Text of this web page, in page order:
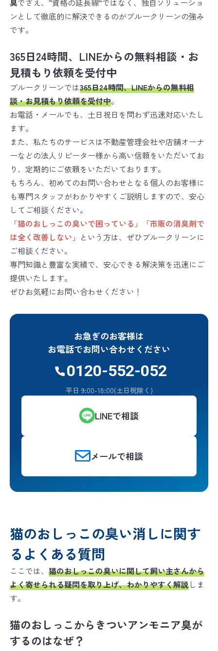
臭でさえ、“資格の延長線”ではなく、独自ソリューショ
ンとして徹底的に解決できるのがブルークリーンの強み
です。
365日24時間、LINEからの無料相談・お
見積もり依頼を受付中
ブルークリーンでは365日24時間、LINEからの無料相
談・お見積もり依頼を受付中。
お電話・メールでも、土日祝日を問わず迅速対応いたし
ます。
また、私たちのサービスは不動産管理会社や店舗オーナ
ーなどの法人リピーター様から高い信頼をいただいてお
り、定期的にご依頼をいただいております。
もちろん、初めてのお問い合わせとなる個人のお客様に
も専門スタッフがわかりやすくご説明しますので、安心
してご相談ください。
「猫のおしっこの臭いで困っている」「市販の消臭剤で
は全く改善しない」 という方は、ぜひブルークリーンに
ご相談ください。
専門知識と豊富な実績で、安心できる解決策を迅速にご
提供いたします。
ぜひお気軽にお問い合わせください！
お急ぎのお客様は
お電話でお問い合わせください
0120-552-052
平日 9:00-18:00(土日祝除く)
LINEで相談
メールで相談
猫のおしっこの臭い消しに関す
るよくある質問
ここでは、 猫のおしっこの臭いに関して飼い主さんから
よく寄せられる疑問を取り上げ、わかりやすく解説しま
す。
猫のおしっこからきついアンモニア臭が
するのはなぜ？